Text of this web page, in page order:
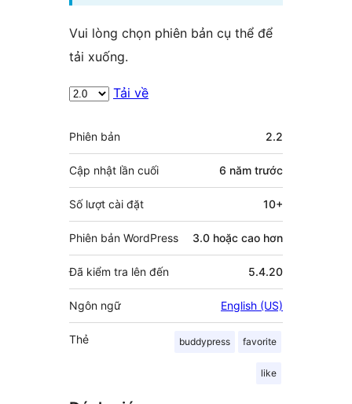
Vui lòng chọn phiên bản cụ thể để
tải xuống.
Tải về
Meta
Phiên bản 2.2
Cập nhật lần cuối 6 năm trước
Số lượt cài đặt 10+
Phiên bản WordPress 3.0 hoặc cao hơn
Đã kiểm tra lên đến 5.4.20
Ngôn ngữ English (US)
Thẻ buddypress favorite
like